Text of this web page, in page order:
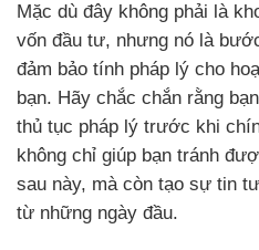
Mặc dù đây không phải là
vốn đầu tư, nhưng nó là
đảm bảo tính pháp lý cho
bạn. Hãy chắc chắn rằng
thủ tục pháp lý trước khi
không chỉ giúp bạn tránh
sau này, mà còn tạo sự tin
từ những ngày đầu.